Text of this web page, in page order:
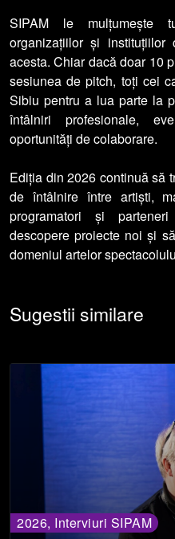
SIPAM le mulțumește
organizațiilor și
acesta. Chiar dacă doar 10
sesiunea de pitch, toți cei
Sibiu pentru a lua parte la
întâlniri profesionale,
oportunități de colaborare.
Ediția din 2026 continuă să
de întâlnire între artiști,
programatori și
descopere proiecte noi și
domeniul artelor
Sugestii similare
2026, Interviuri SIPAM